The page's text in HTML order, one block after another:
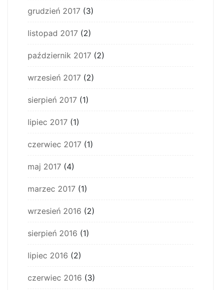
grudzień 2017 (3)
listopad 2017 (2)
październik 2017 (2)
wrzesień 2017 (2)
sierpień 2017 (1)
lipiec 2017 (1)
czerwiec 2017 (1)
maj 2017 (4)
marzec 2017 (1)
wrzesień 2016 (2)
sierpień 2016 (1)
lipiec 2016 (2)
czerwiec 2016 (3)